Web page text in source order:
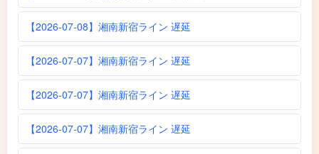
【2026-07-08】湘南新宿ライン 遅延
【2026-07-07】湘南新宿ライン 遅延
【2026-07-07】湘南新宿ライン 遅延
【2026-07-07】湘南新宿ライン 遅延